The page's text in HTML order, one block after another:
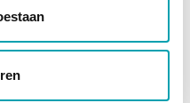
fibres ?